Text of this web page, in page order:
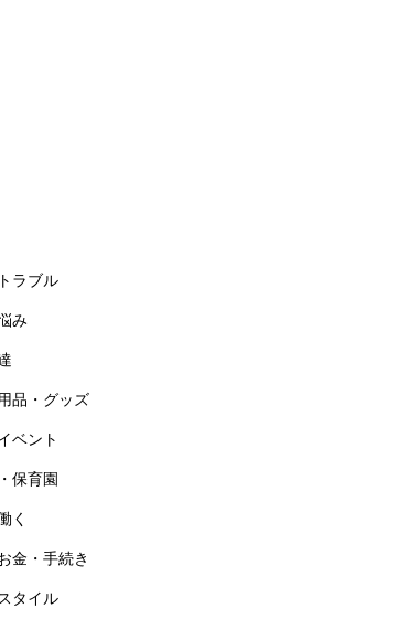
ラブル
み
品・グッズ
ベント
保育園
く
金・手続き
タイル